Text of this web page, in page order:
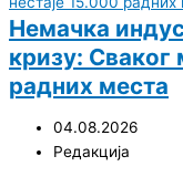
Немачка
кризу: Сваког
радних места
04.08.2026
Редакција